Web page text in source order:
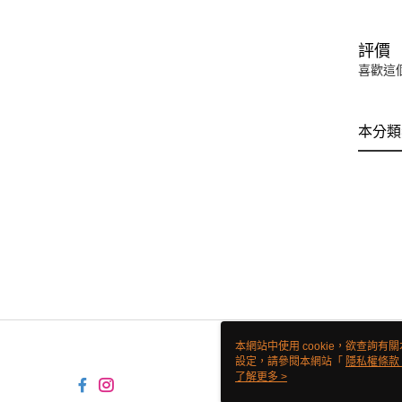
評價
喜歡這
本分
本網站中使用 cookie，欲查詢有
設定，請參閱本網站「 隱私權條款
使用 cookie。
了解更多 >